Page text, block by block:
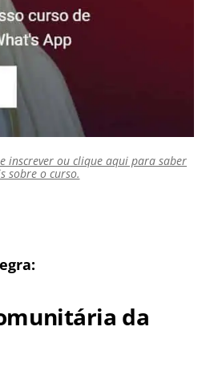
inscrever ou clique aqui para saber
sobre o curso.
da